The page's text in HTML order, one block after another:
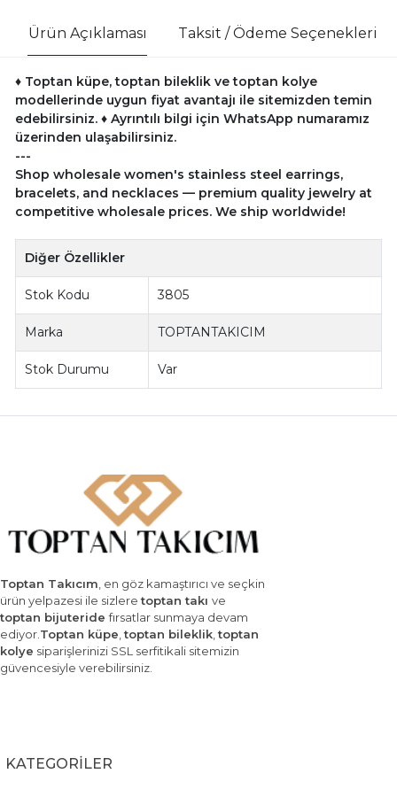
Ürün Açıklaması Taksit / Ödeme Seçenekleri
♦ Toptan küpe, toptan bileklik ve toptan kolye
modellerinde uygun fiyat avantajı ile sitemizden temin
edebilirsiniz. ♦ Ayrıntılı bilgi için WhatsApp numaramız
üzerinden ulaşabilirsiniz.
---
Shop wholesale women's stainless steel earrings,
bracelets, and necklaces — premium quality jewelry at
competitive wholesale prices. We ship worldwide!
Diğer Özellikler
Stok Kodu 3805
Marka TOPTANTAKICIM
Stok Durumu Var
Toptan Takıcım, en göz kamaştırıcı ve seçkin
ürün yelpazesi ile sizleretoptan takı ve
toptan bijuteridefırsatlar sunmaya devam
ediyor.Toptan küpe,toptan bileklik,toptan
kolye siparişlerinizi SSL serfitikali sitemizin
güvencesiyle verebilirsiniz.
KATEGORİLER